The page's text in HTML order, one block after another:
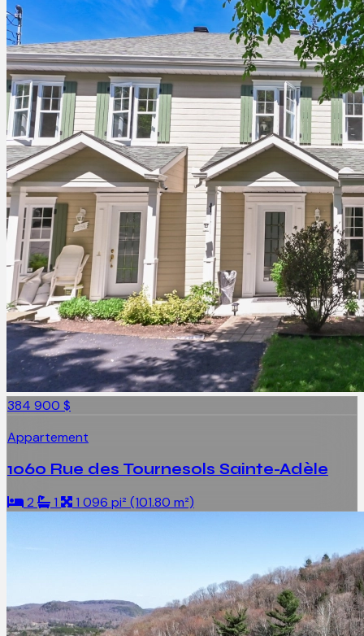
384 900 $
Appartement
1060 Rue des Tournesols Sainte-Adèle
2 1 1 096 pi² (101.80 m²)